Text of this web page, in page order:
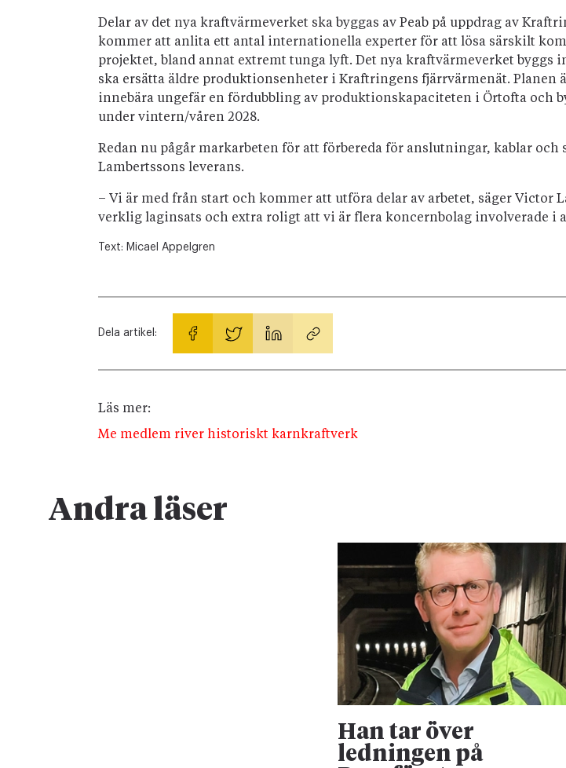
Delar av det nya kraftvärmeverket ska byggas av Peab på uppdrag av
kommer att anlita ett antal internationella experter för att lösa särskilt
projektet, bland annat extremt tunga lyft. Det nya kraftvärmeverket byggs
ska ersätta äldre produktionsenheter i Kraftringens fjärrvärmenät. Planen
innebära ungefär en fördubbling av produktionskapaciteten i Örtofta och
under vintern/våren 2028.
Redan nu pågår markarbeten för att förbereda för anslutningar, kablar och
Lambertssons leverans.
– Vi är med från start och kommer att utföra delar av arbetet, säger Victor
verklig laginsats och extra roligt att vi är flera koncernbolag involverade i
Text: Micael Appelgren
Dela artikel:
Läs mer:
Me medlem river historiskt karnkraftverk
Andra läser
Han tar över
ledningen på